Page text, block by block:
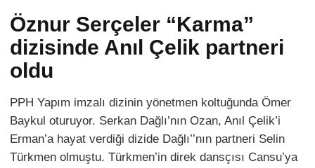
Öznur Serçeler “Karma”
dizisinde Anıl Çelik partneri
oldu
PPH Yapım imzalı dizinin yönetmen koltuğunda Ömer
Baykul oturuyor. Serkan Dağlı’nın Ozan, Anıl Çelik’i
Erman’a hayat verdiği dizide Dağlı’’nın partneri Selin
Türkmen olmuştu. Türkmen’in direk dansçısı Cansu’ya